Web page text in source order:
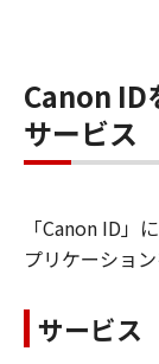
Canon ID
サービス
「Canon ID」
プリケーショ
サービス